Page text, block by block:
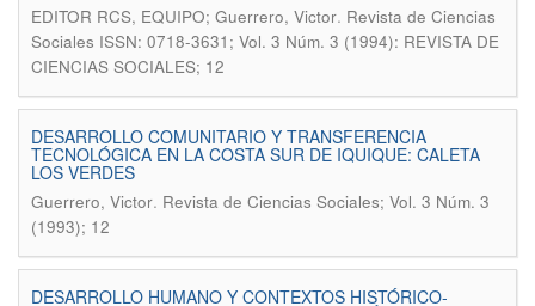
EDITOR RCS, EQUIPO; Guerrero, Victor. Revista de Ciencias
Sociales ISSN: 0718-3631; Vol. 3 Núm. 3 (1994): REVISTA DE
CIENCIAS SOCIALES; 12
DESARROLLO COMUNITARIO Y TRANSFERENCIA
TECNOLÓGICA EN LA COSTA SUR DE IQUIQUE: CALETA
LOS VERDES
Guerrero, Victor. Revista de Ciencias Sociales; Vol. 3 Núm. 3
(1993); 12
DESARROLLO HUMANO Y CONTEXTOS HISTÓRICO-